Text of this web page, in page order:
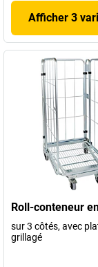
Afficher 3
Roll-conteneur
sur 3 côtés, avec
grillagé